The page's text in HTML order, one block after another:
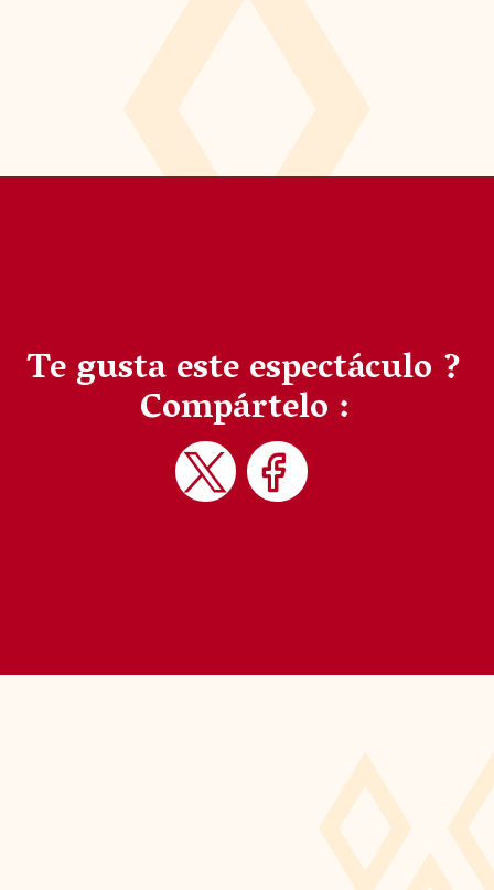
Te gusta este espectáculo ?
Compártelo :